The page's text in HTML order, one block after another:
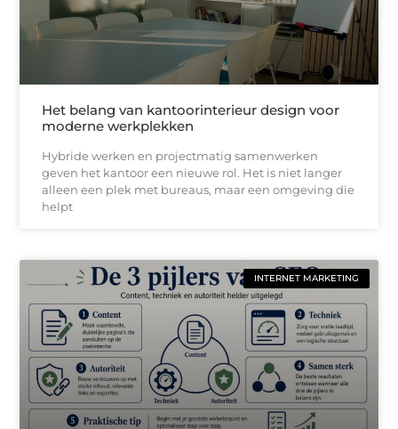
Het belang van kantoorinterieur design voor
moderne werkplekken
Hybride werken en projectmatig samenwerken
geven het kantoor een nieuwe rol. Het is niet langer
alleen een plek met bureaus, maar een omgeving die
helpt
INTERNET MARKETING